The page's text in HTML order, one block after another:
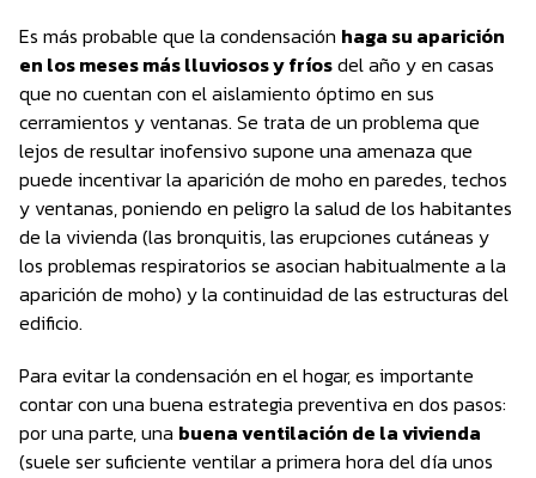
Es más probable que la condensación haga su aparición
en los meses más lluviosos y fríosdel año y en casas
que no cuentan con el aislamiento óptimo en sus
cerramientos y ventanas. Se trata de un problema que
lejos de resultar inofensivo supone una amenaza que
puede incentivar la aparición de moho en paredes, techos
y ventanas, poniendo en peligro la salud de los habitantes
de la vivienda (las bronquitis, las erupciones cutáneas y
los problemas respiratorios se asocian habitualmente a la
aparición de moho) y la continuidad de las estructuras del
edificio.
Para evitar la condensación en el hogar, es importante
contar con una buena estrategia preventiva en dos pasos:
por una parte, una buena ventilación de la vivienda
(suele ser suficiente ventilar a primera hora del día unos